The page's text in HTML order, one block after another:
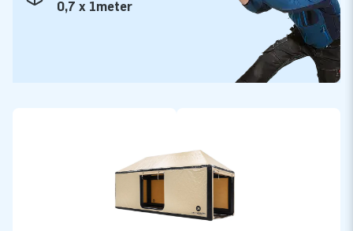
0,7 x 1meter